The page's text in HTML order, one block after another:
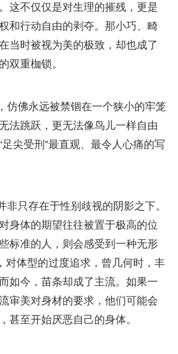
这不仅仅是对生理的摧残，更是
和行动自由的剥夺。那小巧、畸
当时被视为美的极致，却也成了
双重枷锁。
仿佛永远被禁锢在一个狭小的牢笼
法跳跃，更无法像鸟儿一样自由
尖受刑”最直观、最令人心痛的写
非只存在于性别歧视的阴影之下。
身体的期望往往被置于极高的位
标准的人，则会感受到一种无形
对体型的过度追求，曾几何时，丰
如今，苗条却成了主流。如果一
审美对身材的要求，他们可能会
甚至开始厌恶自己的身体。